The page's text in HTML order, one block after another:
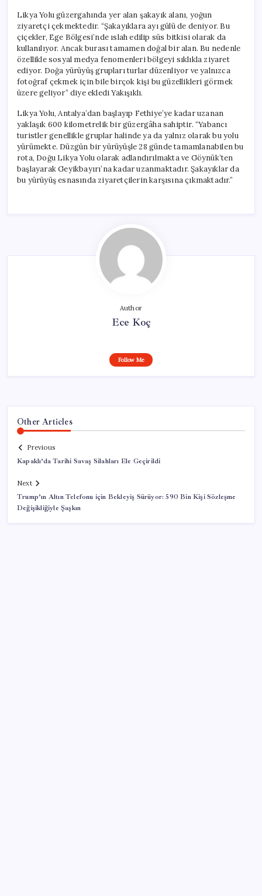
Likya Yolu güzergahında yer alan şakayık alanı, yoğun
ziyaretçi çekmektedir. “Şakayıklara ayı gülü de deniyor. Bu
çiçekler, Ege Bölgesi’nde ıslah edilip süs bitkisi olarak da
kullanılıyor. Ancak burası tamamen doğal bir alan. Bu nedenle
özellikle sosyal medya fenomenleri bölgeyi sıklıkla ziyaret
ediyor. Doğa yürüyüş grupları turlar düzenliyor ve yalnızca
fotoğraf çekmek için bile birçok kişi bu güzellikleri görmek
üzere geliyor” diye ekledi Yakışıklı.
Likya Yolu, Antalya’dan başlayıp Fethiye’ye kadar uzanan
yaklaşık 600 kilometrelik bir güzergâha sahiptir. “Yabancı
turistler genellikle gruplar halinde ya da yalnız olarak bu yolu
yürümekte. Düzgün bir yürüyüşle 28 günde tamamlanabilen bu
rota, Doğu Likya Yolu olarak adlandırılmakta ve Göynük’ten
başlayarak Geyikbayırı’na kadar uzanmaktadır. Şakayıklar da
bu yürüyüş esnasında ziyaretçilerin karşısına çıkmaktadır.”
Author
Ece Koç
Follow Me
Other Articles
Previous
Kapaklı’da Tarihi Savaş Silahları Ele Geçirildi
Next
Trump’ın Altın Telefonu için Bekleyiş Sürüyor: 590 Bin Kişi Sözleşme
Değişikliğiyle Şaşkın